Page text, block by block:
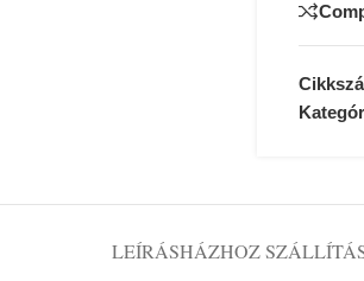
LEÍRÁSHÁZHOZ